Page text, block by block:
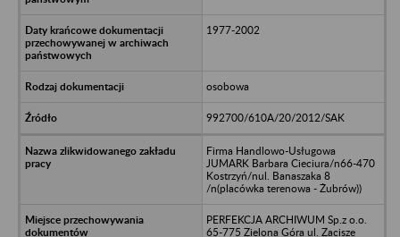
1977-2002
osobowa
992700/610A/20/2012/SAK
Firma Handlowo-Usługowa
JUMARK Barbara Cieciura/n66-470
Kostrzyń/nul. Banaszaka 8
/n(placówka terenowa - Żubrów))
PERFEKCJA ARCHIWUM Sp.z o.o.
65-775 Zielona Góra ul. Zacisze